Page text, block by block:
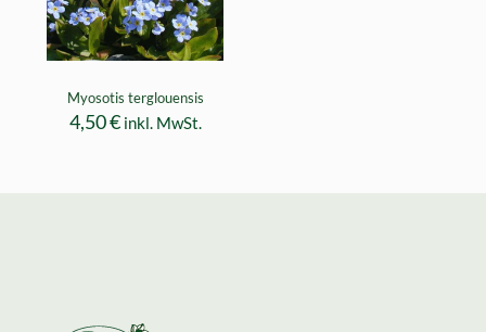
Myosotis terglouensis
4,50€ inkl. MwSt.